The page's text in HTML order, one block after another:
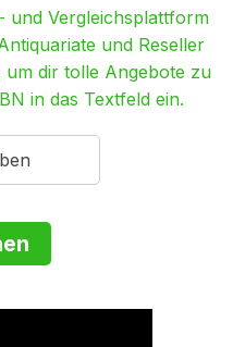
und Vergleichsplattform
und Reseller
um dir tolle Angebote zu
in das Textfeld ein.